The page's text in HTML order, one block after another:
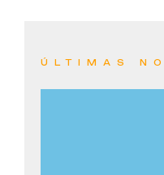
ÚLTIMAS